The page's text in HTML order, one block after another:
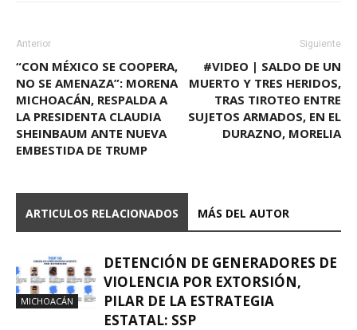
Anterior
“CON MÉXICO SE COOPERA,
NO SE AMENAZA”: MORENA
MICHOACÁN, RESPALDA A
LA PRESIDENTA CLAUDIA
SHEINBAUM ANTE NUEVA
EMBESTIDA DE TRUMP
Siguiente
#VIDEO | SALDO DE UN
MUERTO Y TRES HERIDOS,
TRAS TIROTEO ENTRE
SUJETOS ARMADOS, EN EL
DURAZNO, MORELIA
ARTICULOS RELACIONADOS MÁS DEL AUTOR
MICHOACÁN
DETENCIÓN DE GENERADORES DE
VIOLENCIA POR EXTORSIÓN,
PILAR DE LA ESTRATEGIA
ESTATAL: SSP